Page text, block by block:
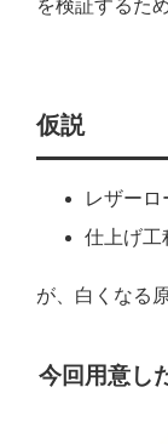
を検証するた
仮説
レザー
仕上げ工
が、白くなる
今回用意し